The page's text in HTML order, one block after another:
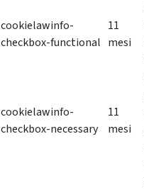
cookielawinfo-
checkbox-functional
11
mesi
cookielawinfo-
checkbox-necessary
11
mesi